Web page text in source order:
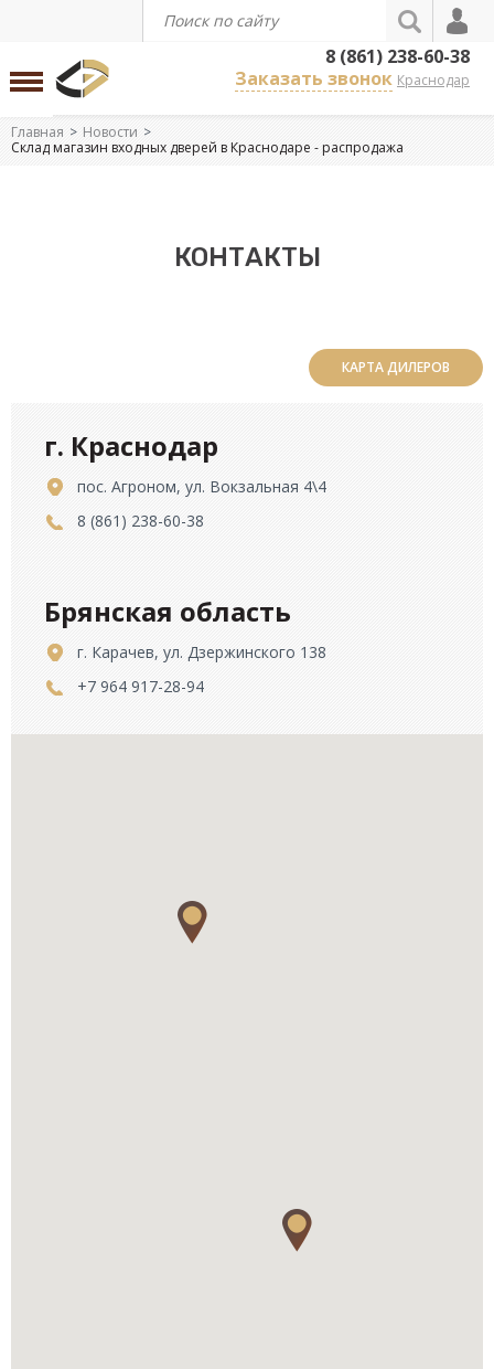
8 (861) 238-60-38
Заказать звонок Краснодар
Главная
Новости
Склад магазин входных дверей в Краснодаре - распродажа
КОНТАКТЫ
КАРТА ДИЛЕРОВ
г. Краснодар
пос. Агроном, ул. Вокзальная 4\4
8 (861) 238-60-38
Брянская область
г. Карачев, ул. Дзержинского 138
+7 964 917-28-94